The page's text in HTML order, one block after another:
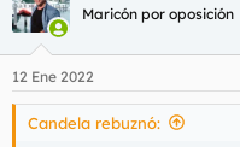
Maricón por oposición
12 Ene 2022
Candela rebuznó: